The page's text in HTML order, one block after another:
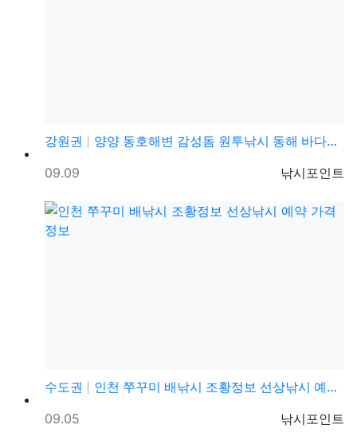
강원권
양양 동호해변 감성돔 원투낚시 동해 바다낚시 포인트 및…
등록자
낚시포인트
등록일
09.09
수도권
인천 쭈꾸미 배낚시 조황정보 선상낚시 예약 가격 정보
등록자
낚시포인트
등록일
09.05